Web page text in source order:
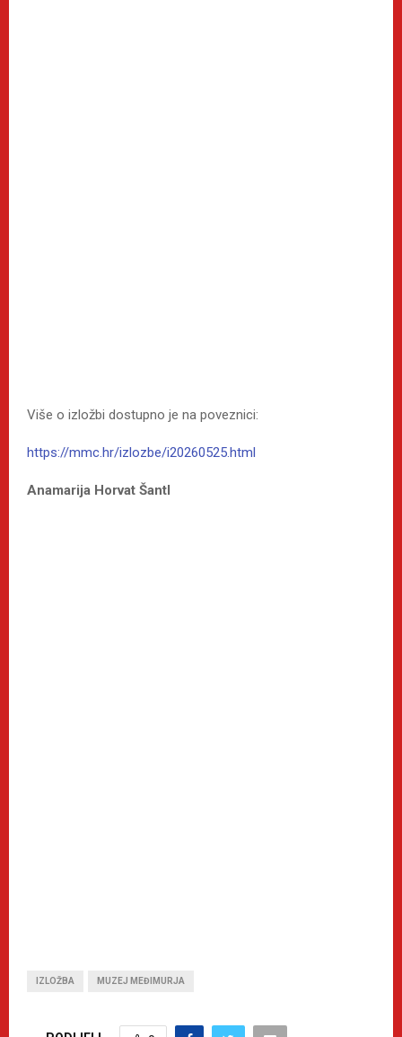
Više o izložbi dostupno je na poveznici:
https://mmc.hr/izlozbe/i20260525.html
Anamarija Horvat Šantl
IZLOŽBA MUZEJ MEĐIMURJA